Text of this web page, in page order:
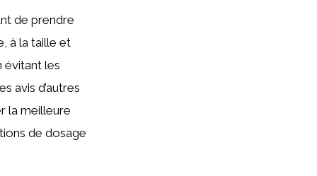
de prendre
à la taille et
évitant les
avis d’autres
la meilleure
de dosage